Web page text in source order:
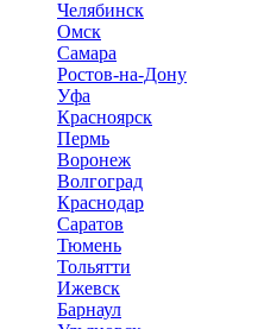
Челябинск
Омск
Самара
Ростов-на-Дону
Уфа
Красноярск
Пермь
Воронеж
Волгоград
Краснодар
Саратов
Тюмень
Тольятти
Ижевск
Барнаул